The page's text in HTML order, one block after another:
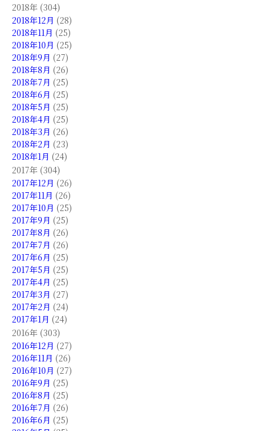
2018年 (304)
2018年12月 (28)
2018年11月 (25)
2018年10月 (25)
2018年9月 (27)
2018年8月 (26)
2018年7月 (25)
2018年6月 (25)
2018年5月 (25)
2018年4月 (25)
2018年3月 (26)
2018年2月 (23)
2018年1月 (24)
2017年 (304)
2017年12月 (26)
2017年11月 (26)
2017年10月 (25)
2017年9月 (25)
2017年8月 (26)
2017年7月 (26)
2017年6月 (25)
2017年5月 (25)
2017年4月 (25)
2017年3月 (27)
2017年2月 (24)
2017年1月 (24)
2016年 (303)
2016年12月 (27)
2016年11月 (26)
2016年10月 (27)
2016年9月 (25)
2016年8月 (25)
2016年7月 (26)
2016年6月 (25)